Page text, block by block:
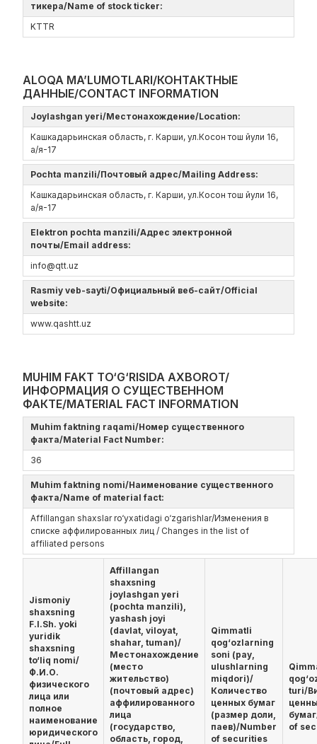
тикера/Name of stock ticker:
KTTR
ALOQA MA’LUMOTLARI/КОНТАКТНЫЕ
ДАННЫЕ/CONTACT INFORMATION
Joylashgan yeri/Местонахождение/Location:
Кашкадарьинская область, г. Карши, ул.Косон тош йули 16,
а/я-17
Pochta manzili/Почтовый адрес/Mailing Address:
Кашкадарьинская область, г. Карши, ул.Косон тош йули 16,
а/я-17
Elektron pochta manzili/Адрес электронной
почты/Email address:
info@qtt.uz
Rasmiy veb-sayti/Официальный веб-сайт/Official
website:
www.qashtt.uz
MUHIM FAKT TO‘G‘RISIDA AXBOROT/
ИНФОРМАЦИЯ О СУЩЕСТВЕННОМ
ФАКТЕ/MATERIAL FACT INFORMATION
Muhim faktning raqami/Номер существенного
факта/Material Fact Number:
36
Muhim faktning nomi/Наименование существенного
факта/Name of material fact:
Affillangan shaxslar ro‘yxatidagi o‘zgarishlar/Изменения в
списке аффилированных лиц / Changes in the list of
affiliated persons
Jismoniy
shaxsning
F.I.Sh. yoki
yuridik
shaxsning
to‘liq nomi/
Ф.И.О.
физического
лица или
полное
наименование
юридического
Affillangan
shaxsning
joylashgan yeri
(pochta manzili),
yashash joyi
(davlat, viloyat,
shahar, tuman)/
Местонахождение
(место
жительство)
(почтовый адрес)
аффилированного
лица
(государство,
область, город,
Qimmatli
qog‘ozlarning
soni (pay,
ulushlarning
miqdori)/
Количество
ценных бумаг
(размер доли,
паев)/Number
of securities
turi/
of